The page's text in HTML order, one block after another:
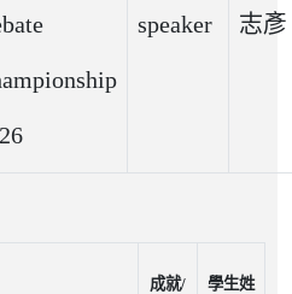
speaker 志彥
成就/ 學生姓